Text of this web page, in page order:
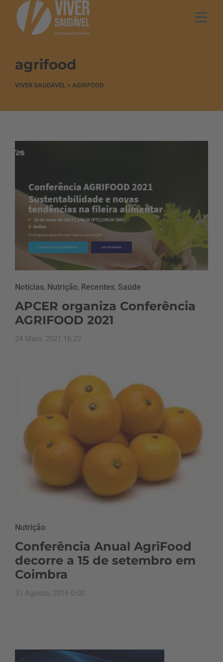
agrifood
VIVER SAUDÁVEL > AGRIFOOD
Notícias, Nutrição, Recentes, Saúde
APCER organiza Conferência
AGRIFOOD 2021
24 Maio, 2021 16:22
Nutrição
Conferência Anual AgriFood
decorre a 15 de setembro em
Coimbra
31 Agosto, 2016 0:00